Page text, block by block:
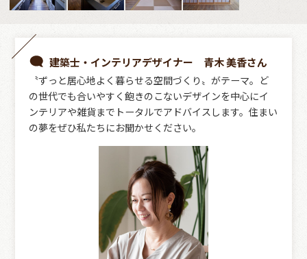
建築士・インテリアデザイナー 青木 美香さん
〝ずっと居心地よく暮らせる空間づくり〟がテーマ。ど
の世代でも合いやすく飽きのこないデザインを中心にイ
ンテリアや雑貨までトータルでアドバイスします。住まい
の夢をぜひ私たちにお聞かせください。